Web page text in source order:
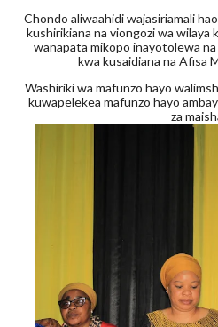
Chondo aliwaahidi wajasiriamali
kushirikiana na viongozi wa wilaya
wanapata mikopo inayotolewa
kwa kusaidiana na Afisa
Washiriki wa mafunzo hayo
kuwapelekea mafunzo hayo
za